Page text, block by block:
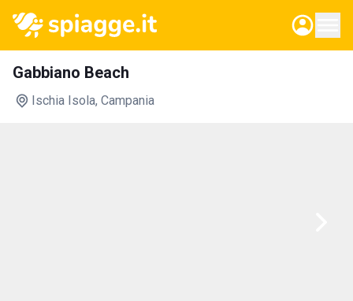
Gabbiano Beach
Ischia Isola, Campania